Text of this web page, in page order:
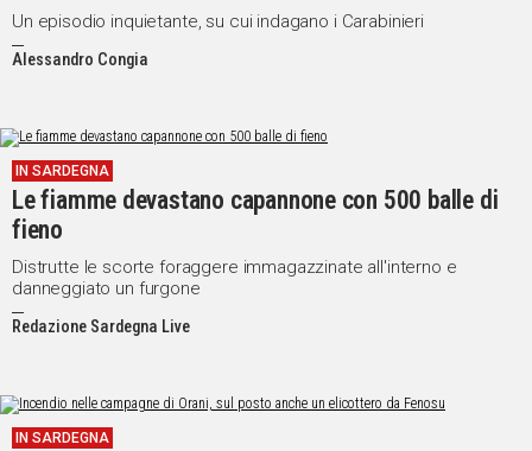
Un episodio inquietante, su cui indagano i Carabinieri
Alessandro Congia
IN SARDEGNA
Le fiamme devastano capannone con 500 balle di
fieno
Distrutte le scorte foraggere immagazzinate all'interno e
danneggiato un furgone
Redazione Sardegna Live
IN SARDEGNA